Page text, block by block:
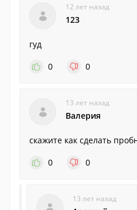
12 лет назад
123
гуд
0
0
13 лет назад
Валерия
скажите как сделать
0
0
13 лет назад